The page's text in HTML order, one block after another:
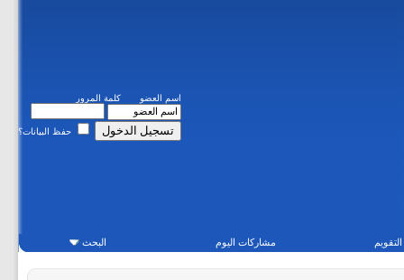
اسم العضو كلمة المرور
حفظ البيانات؟
التقويم مشاركات اليوم البحث